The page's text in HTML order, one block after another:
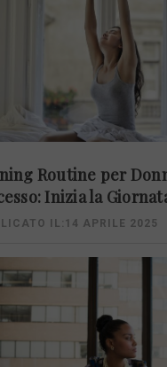
Routine per
Inizia la
IL:14 APRILE 2025